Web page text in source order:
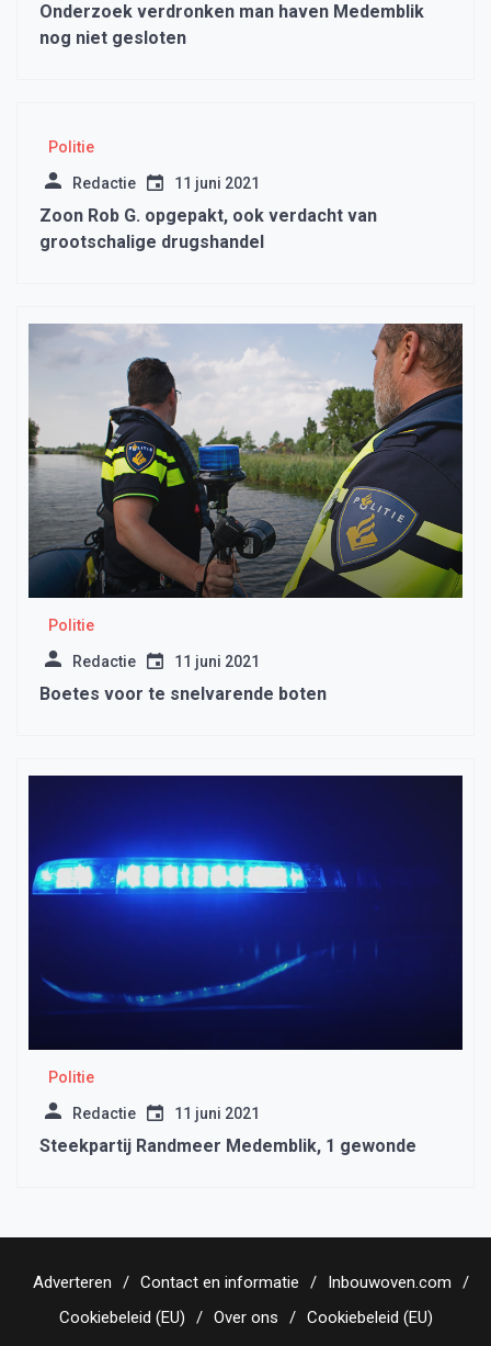
Onderzoek verdronken man haven Medemblik
nog niet gesloten
Politie
Redactie 11 juni 2021
Zoon Rob G. opgepakt, ook verdacht van
grootschalige drugshandel
Politie
Redactie 11 juni 2021
Boetes voor te snelvarende boten
Politie
Redactie 11 juni 2021
Steekpartij Randmeer Medemblik, 1 gewonde
Adverteren Contact en informatie
Inbouwoven.com
Cookiebeleid (EU)
Over ons Cookiebeleid (EU)